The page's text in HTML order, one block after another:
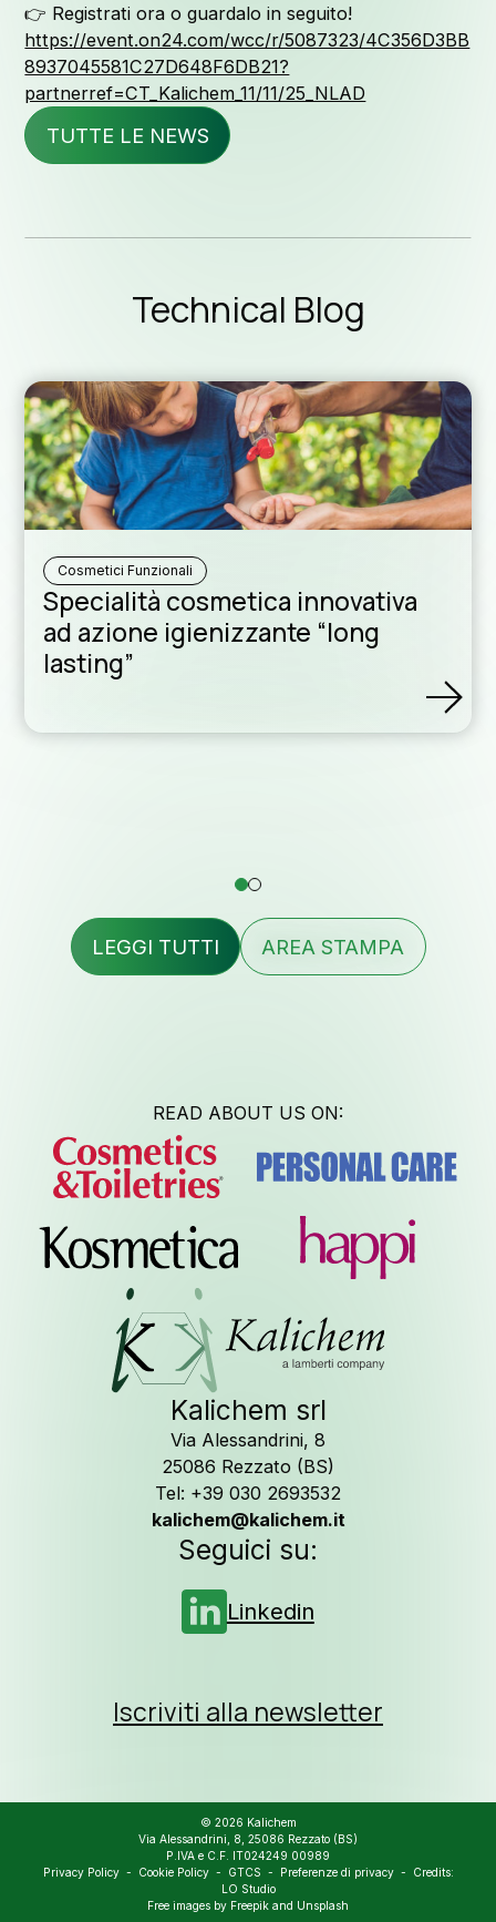
News
Blog
Rete di
Seguici su
👉 Registrati ora o guardalo in seguito!
https://event.on24.com/wcc/r/5087323/4C356D3BB
8937045581C27D648F6DB21?
partnerref=CT_Kalichem_11/11/25_NLAD
TUTTE LE NEWS
Technical Blog
Cosmetici Funzionali
Specialità cosmetica innovativa
ad azione igienizzante “long
lasting”
LEGGI TUTTI AREA STAMPA
READ ABOUT US ON:
Kalichem srl
Via Alessandrini, 8
25086 Rezzato (BS)
Tel: +39 030 2693532
kalichem@kalichem.it
Seguici su:
Linkedin
Iscriviti alla newsletter
© 2026 Kalichem
Via Alessandrini, 8, 25086 Rezzato (BS)
P.IVA e C.F. IT024249 00989
Privacy Policy- Cookie Policy - GTCS - Preferenze di privacy- Credits:
LO Studio
Free images by Freepik and Unsplash